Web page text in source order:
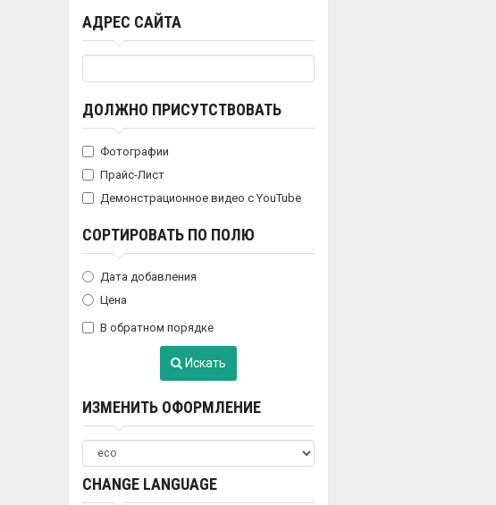
АДРЕС САЙТА
ДОЛЖНО ПРИСУТСТВОВАТЬ
Фотографии
Прайс-Лист
Демонстрационное видео с YouTube
СОРТИРОВАТЬ ПО ПОЛЮ
Дата добавления
Цена
В обратном порядке
Искать
ИЗМЕНИТЬ ОФОРМЛЕНИЕ
CHANGE LANGUAGE